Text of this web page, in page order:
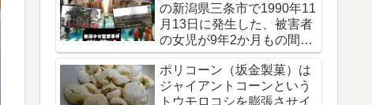
の新潟県三条市で1990年11
月13日に発生した、被害者
の女児が9年2か月もの間誘
拐・監禁された事件です
ポリコーン（坂金製菓）は
ジャイアントコーンという
トウモロコシを膨張させイ